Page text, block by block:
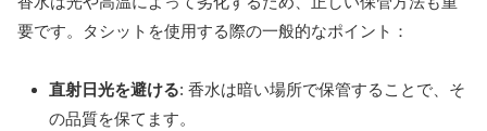
要です。タシットを使用する際の一般的なポイント：
直射日光を避ける: 香水は暗い場所で保管することで、そ
の品質を保てます。